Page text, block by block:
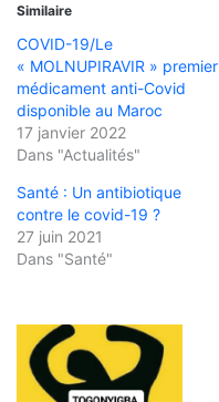
Similaire
COVID-19/Le
« MOLNUPIRAVIR » premier
médicament anti-Covid
disponible au Maroc
17 janvier 2022
Dans "Actualités"
Santé : Un antibiotique
contre le covid-19 ?
27 juin 2021
Dans "Santé"